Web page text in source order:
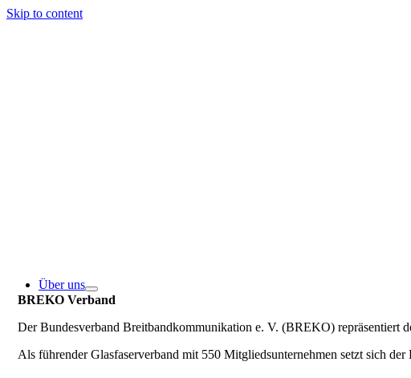
Skip to content
Über uns
BREKO Verband
Der Bundesverband Breitbandkommunikation e. V. (BREKO) repräsentiert
Als führender Glasfaserverband mit 550 Mitgliedsunternehmen setzt sich